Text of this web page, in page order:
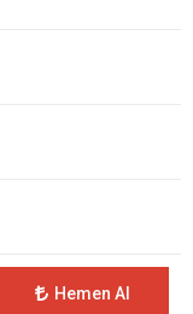
Hemen Al